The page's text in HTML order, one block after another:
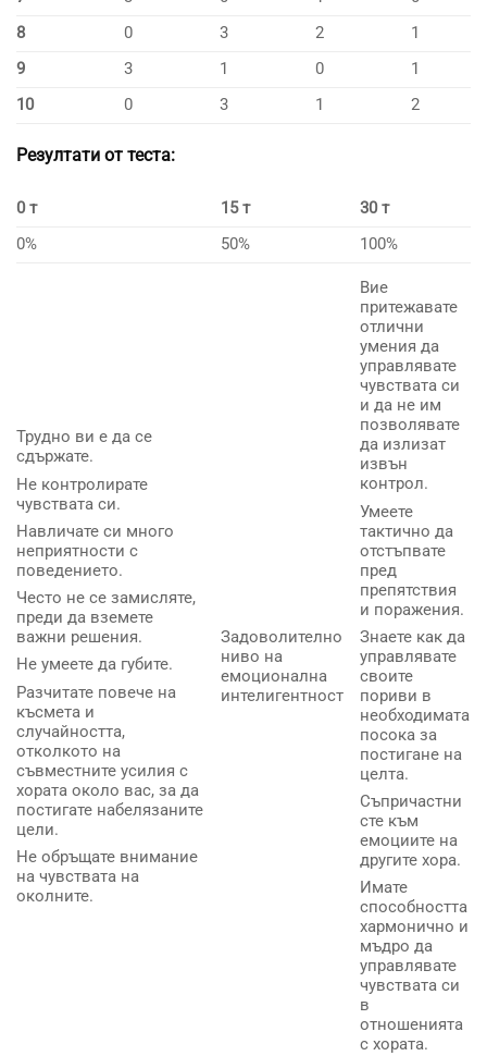
8
0 3 2
1
9
3 1 0
1
10
0 3 1 2
Резултати от теста:
0 т 15 т
30 т
0%
50% 100%
Трудно ви е да се
сдържате.
Не контролирате
чувствата си.
Навличате си много
неприятности с
поведението.
Често не се замисляте,
преди да вземете
важни решения.
Не умеете да губите.
Разчитате повече на
късмета и
случайността,
отколкото на
съвместните усилия с
хората около вас, за да
постигате набелязаните
цели.
Не обръщате внимание
на чувствата на
околните.
Задоволително
ниво на
емоционална
интелигентност
Вие
притежавате
отлични
умения да
управлявате
чувствата си
и да не им
позволявате
да излизат
извън
контрол.
Умеете
тактично да
отстъпвате
пред
препятствия
и поражения.
Знаете как да
управлявате
своите
пориви в
необходимата
посока за
постигане на
целта.
Съпричастни
сте към
емоциите на
другите хора.
Имате
способността
хармонично и
мъдро да
управлявате
чувствата си
в
отношенията
с хората.